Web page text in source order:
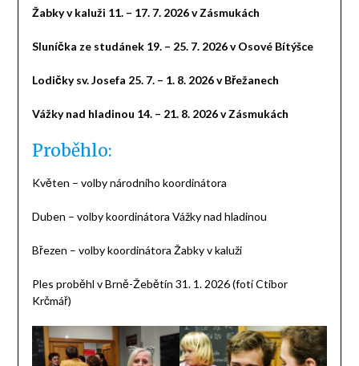
Žabky v kaluži 11. – 17. 7. 2026 v Zásmukách
Sluníčka ze studánek 19. – 25. 7. 2026 v Osové Bítýšce
Lodičky sv. Josefa 25. 7. – 1. 8. 2026 v Břežanech
Vážky nad hladinou 14. – 21. 8. 2026 v Zásmukách
Proběhlo:
Květen – volby národního koordinátora
Duben – volby koordinátora Vážky nad hladinou
Březen – volby koordinátora Žabky v kaluži
Ples proběhl v Brně-Žebětín 31. 1. 2026 (fotí Ctibor
Krčmář)